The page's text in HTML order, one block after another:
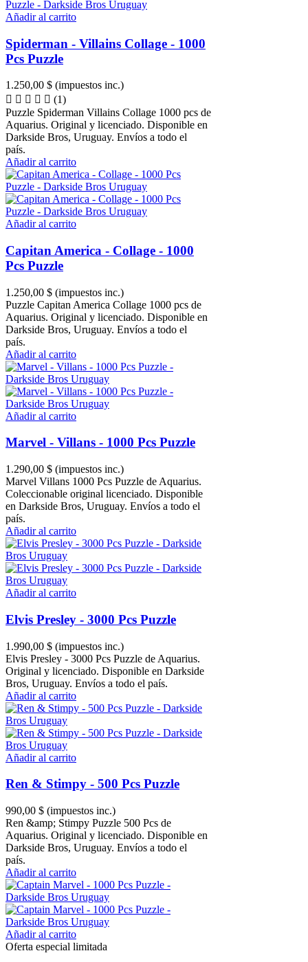
Añadir al carrito
Spiderman - Villains Collage - 1000
Pcs Puzzle
1.250,00 $ (impuestos inc.)
(1)
Puzzle Spiderman Villains Collage 1000 pcs de
Aquarius. Original y licenciado. Disponible en
Darkside Bros, Uruguay. Envíos a todo el
país.
Añadir al carrito
Añadir al carrito
Capitan America - Collage - 1000
Pcs Puzzle
1.250,00 $ (impuestos inc.)
Puzzle Capitan America Collage 1000 pcs de
Aquarius. Original y licenciado. Disponible en
Darkside Bros, Uruguay. Envíos a todo el
país.
Añadir al carrito
Añadir al carrito
Marvel - Villans - 1000 Pcs Puzzle
1.290,00 $ (impuestos inc.)
Marvel Villans 1000 Pcs Puzzle de Aquarius.
Coleccionable original licenciado. Disponible
en Darkside Bros, Uruguay. Envíos a todo el
país.
Añadir al carrito
Añadir al carrito
Elvis Presley - 3000 Pcs Puzzle
1.990,00 $ (impuestos inc.)
Elvis Presley - 3000 Pcs Puzzle de Aquarius.
Original y licenciado. Disponible en Darkside
Bros, Uruguay. Envíos a todo el país.
Añadir al carrito
Añadir al carrito
Ren & Stimpy - 500 Pcs Puzzle
990,00 $ (impuestos inc.)
Ren &amp; Stimpy Puzzle 500 Pcs de
Aquarius. Original y licenciado. Disponible en
Darkside Bros, Uruguay. Envíos a todo el
país.
Añadir al carrito
Añadir al carrito
Oferta especial limitada